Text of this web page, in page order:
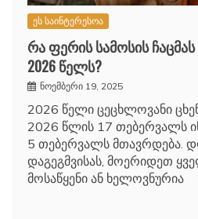
ეს საინტერესოა
რა ფერის სამოსის
2026 წელს?
ნოემბერი 19, 2025
2026 წელი ცეცხლოვანი
2026 წლის 17 თებერვალს
5 თებერვალს მთავრდება.
დაგეგმვისას, მოერიდეთ
მოსაწყენი ან ხელოვნურია